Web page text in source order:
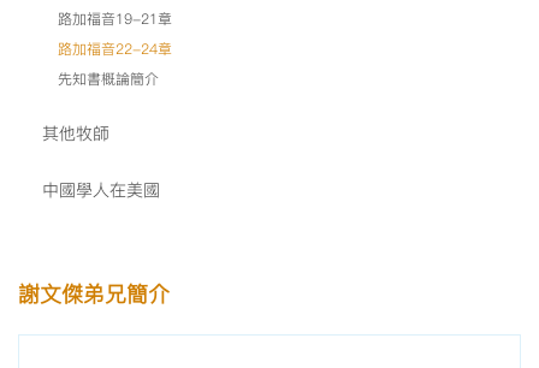
路加福音19-21章
路加福音22-24章
先知書概論簡介
其他牧師
中國學人在美國
謝文傑弟兄簡介